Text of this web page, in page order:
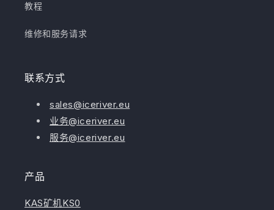
教程
维修和服务请求
联系方式
sales@iceriver.eu
业务@iceriver.eu
服务@iceriver.eu
产品
KAS矿机KS0